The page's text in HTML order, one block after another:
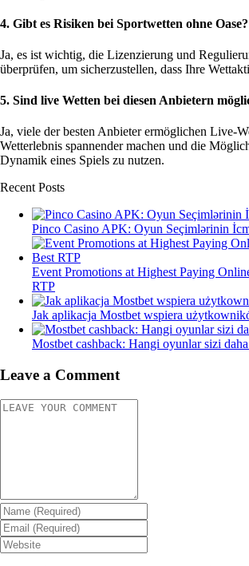
4. Gibt es Risiken bei Sportwetten ohne Oase?
Ja, es ist wichtig, die Lizenzierung und
überprüfen, um sicherzustellen, dass Ihre
5. Sind live Wetten bei diesen Anbietern
Ja, viele der besten Anbieter ermöglichen Live-
Wetterlebnis spannender machen und die
Dynamik eines Spiels zu nutzen.
Recent Posts
Pinco Casino APK: Oyun Seçimlərinin
Event Promotions at Highest Paying
RTP
Jak aplikacja Mostbet wspiera
Mostbet cashback: Hangi oyunlar sizi
Leave a Comment